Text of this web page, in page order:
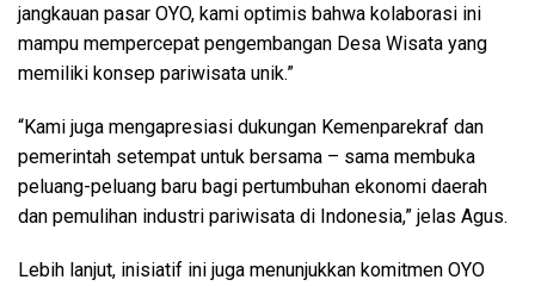
jangkauan pasar OYO, kami optimis bahwa kolaborasi ini
mampu mempercepat pengembangan Desa Wisata yang
memiliki konsep pariwisata unik.”
“Kami juga mengapresiasi dukungan Kemenparekraf dan
pemerintah setempat untuk bersama – sama membuka
peluang-peluang baru bagi pertumbuhan ekonomi daerah
dan pemulihan industri pariwisata di Indonesia,” jelas Agus.
Lebih lanjut, inisiatif ini juga menunjukkan komitmen OYO